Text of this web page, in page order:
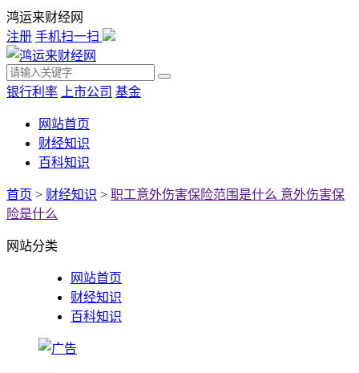
鸿运来财经网
注册 手机扫一扫
银行利率 上市公司 基金
网站首页
财经知识
百科知识
首页 > 财经知识 > 职工意外伤害保险范围是什么 意外伤害保
险是什么
网站分类
网站首页
财经知识
百科知识